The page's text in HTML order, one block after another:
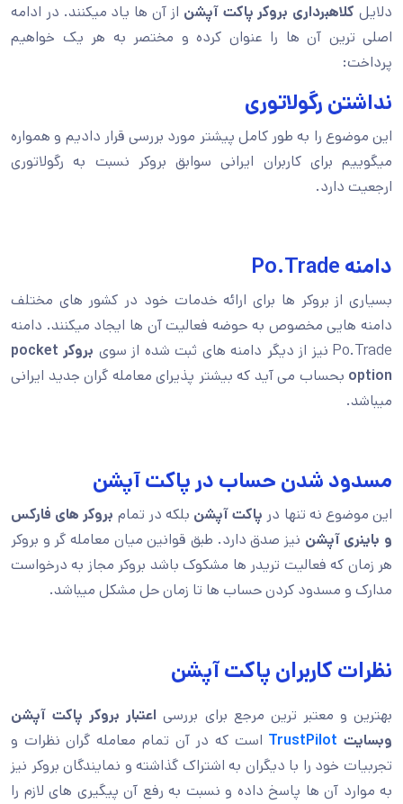
دلایل کلاهبرداری بروکر پاکت آپشن از آن ها یاد میکنند. در ادامه
اصلی ترین آن ها را عنوان کرده و مختصر به هر یک خواهیم
پرداخت:
نداشتن رگولاتوری
این موضوع را به طور کامل پیشتر مورد بررسی قرار دادیم و همواره
میگوییم برای کاربران ایرانی سوابق بروکر نسبت به رگولاتوری
ارجعیت دارد.
دامنه Po.Trade
بسیاری از بروکر ها برای ارائه خدمات خود در کشور های مختلف
دامنه هایی مخصوص به حوضه فعالیت آن ها ایجاد میکنند. دامنه
Po.Trade نیز از دیگر دامنه های ثبت شده از سوی
بروکر pocket
option بحساب می آید که بیشتر پذیرای معامله گران جدید ایرانی
میباشد.
مسدود شدن حساب در پاکت آپشن
این موضوع نه تنها در پاکت آپشن بلکه در تمام بروکر های فارکس
و باینری آپشن نیز صدق دارد. طبق قوانین میان معامله گر و بروکر
هر زمان که فعالیت تریدر ها مشکوک باشد بروکر مجاز به درخواست
مدارک و مسدود کردن حساب ها تا زمان حل مشکل میباشد.
نظرات کاربران پاکت آپشن
بهترین و معتبر ترین مرجع برای بررسی اعتبار بروکر پاکت آپشن
وبسایت TrustPilot است که در آن تمام معامله گران نظرات و
تجربیات خود را با دیگران به اشتراک گذاشته و نمایندگان بروکر نیز
به موارد آن ها پاسخ داده و نسبت به رفع آن پیگیری های لازم را